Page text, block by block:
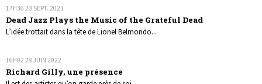
17H36 23 SEPT. 2023
Dead Jazz Plays the Music of the Grateful Dead
L’idée trottait dans la tête de Lionel Belmondo...
16H02 28 JUIN 2022
Richard Gilly, une présence